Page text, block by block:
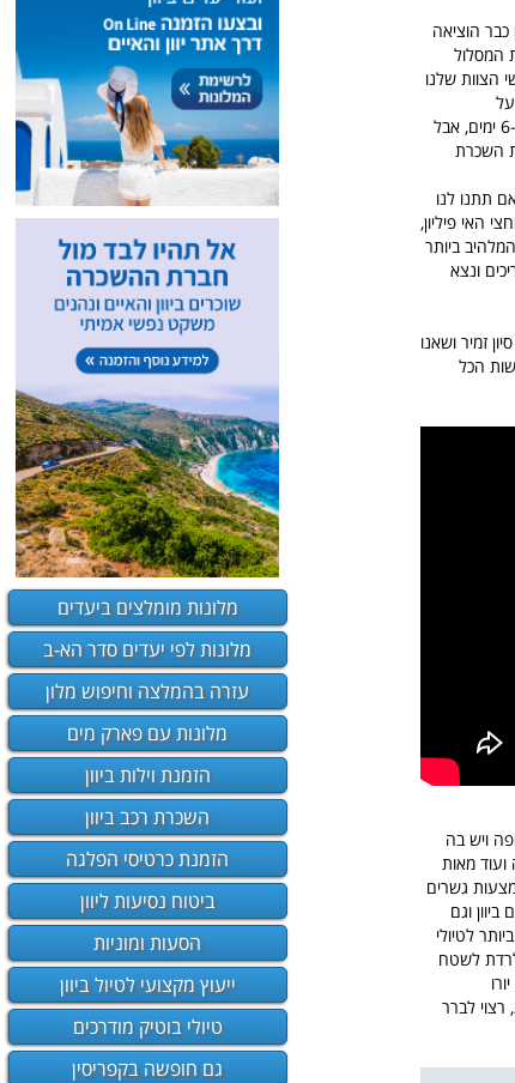
כבר הוציאה
המסלול
הצוות שלנו
על
האופנועים, הטיולים הללו יכולים להיות לכל מספר ימים שתבחרו, אנחנו בדרך כלל ממליצים על סביב ה 6-8 ימים, אבל
השכרת
תתנו לנו
האי פיליון,
ביותר
ונצא
זמיר ושאנו
הכל
ויש בה
ועוד מאות
גשרים
וגם
לטיולי
לרדת לשטח
עלות השכרת אופנוע ביוון נעה סביב 500-800 יורו
רצוי לברר
מלונות מומלצים ביעדים
מלונות לפי יעדים סדר הא-ב
עזרה בהמלצה וחיפוש מלון
מלונות עם פארק מים
הזמנת וילות ביוון
השכרת רכב ביוון
הזמנת כרטיסי הפלגה
ביטוח נסיעות ליוון
הסעות ומוניות
ייעוץ מקצועי לטיול ביוון
טיולי בוטיק מודרכים
גם חופשה בקפריסין